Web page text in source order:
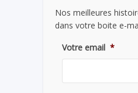
Nos meilleures
dans votre boite e-
Votre email *